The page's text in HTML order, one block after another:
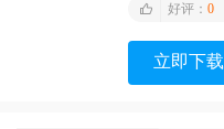
好评： 0
立即下载